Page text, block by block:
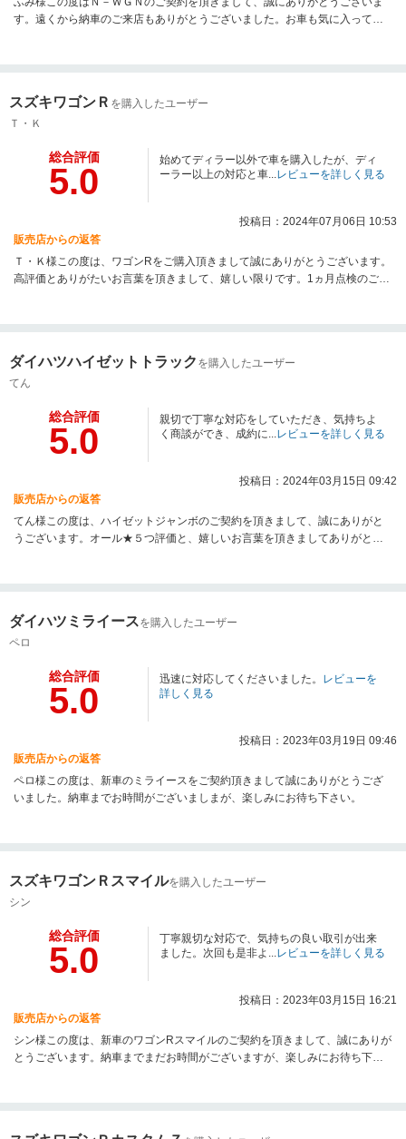
す。遠くから納車のご来店もありがとうございました。お車も気に入って頂
ておきます。ありがとうございます。
スズキワゴンＲ を購入したユーザー
Ｔ・Ｋ
総合評価
5.0
始めてディラー以外で車を購入したが、ディ
ーラー以上の対応と車...レビューを詳しく見る
投稿日：2024年07月06日 10:53
販売店からの返答
Ｔ・Ｋ様この度は、ワゴンRをご購入頂きまして誠にありがとうございます。
高評価とありがたいお言葉を頂きまして、嬉しい限りです。1ヵ月点検のご来
ダイハツハイゼットトラック を購入したユーザー
てん
総合評価
5.0
親切で丁寧な対応をしていただき、気持ちよ
く商談ができ、成約に...レビューを詳しく見る
投稿日：2024年03月15日 09:42
販売店からの返答
てん様この度は、ハイゼットジャンボのご契約を頂きまして、誠にありがと
うございます。オール★５つ評価と、嬉しいお言葉を頂きましてありがとう
ご利用もお待ちしております。安心してご利用頂けるように、これからも努
ダイハツミライースを購入したユーザー
ペロ
総合評価
5.0
迅速に対応してくださいました。 レビューを
詳しく見る
投稿日：2023年03月19日 09:46
販売店からの返答
ペロ様この度は、新車のミライースをご契約頂きまして誠にありがとうござ
いました。納車までお時間がございましまが、楽しみにお待ち下さい。
スズキワゴンＲスマイルを購入したユーザー
シン
総合評価
5.0
丁寧親切な対応で、気持ちの良い取引が出来
ました。次回も是非よ...レビューを詳しく見る
投稿日：2023年03月15日 16:21
販売店からの返答
シン様この度は、新車のワゴンRスマイルのご契約を頂きまして、誠にありが
とうございます。納車までまだお時間がございますが、楽しみにお待ち下さ